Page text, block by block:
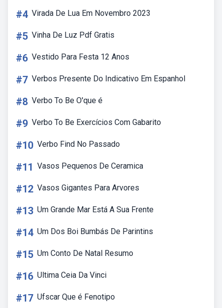
#4 Virada De Lua Em Novembro 2023
#5 Vinha De Luz Pdf Gratis
#6 Vestido Para Festa 12 Anos
#7 Verbos Presente Do Indicativo Em Espanhol
#8 Verbo To Be O'que é
#9 Verbo To Be Exercícios Com Gabarito
#10 Verbo Find No Passado
#11 Vasos Pequenos De Ceramica
#12 Vasos Gigantes Para Arvores
#13 Um Grande Mar Está A Sua Frente
#14 Um Dos Boi Bumbás De Parintins
#15 Um Conto De Natal Resumo
#16 Ultima Ceia Da Vinci
#17 Ufscar Que é Fenotipo